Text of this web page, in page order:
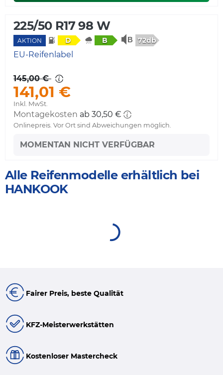
225/50 R17 98 W
AKTION D B 72db
EU-Reifenlabel
145,00 €
141,01 €
Inkl. MwSt.
Montagekosten ab 30,50 €
Onlinepreis. Vor Ort sind Abweichungen möglich.
MOMENTAN NICHT VERFÜGBAR
Alle Reifenmodelle erhältlich bei
HANKOOK
Fairer Preis, beste Qualität
KFZ-Meisterwerkstätten
Kostenloser Mastercheck